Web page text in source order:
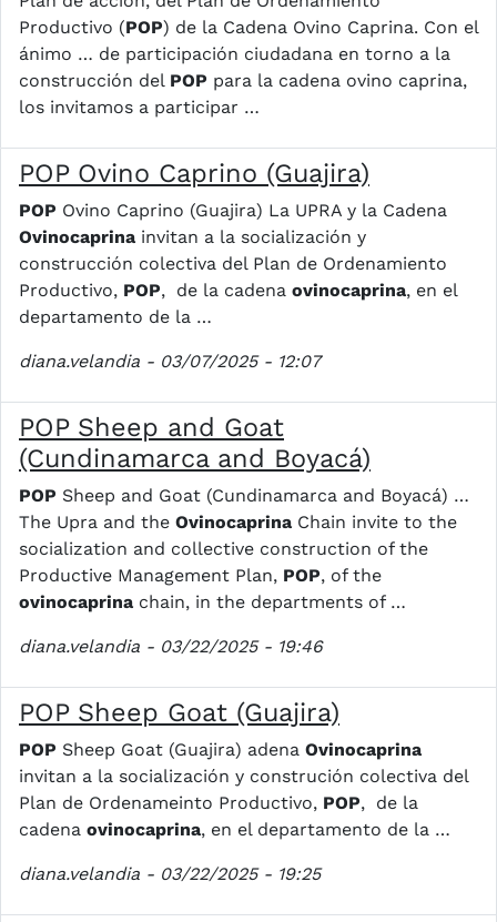
Productivo (POP) de la Cadena Ovino Caprina. Con el
ánimo … de participación ciudadana en torno a la
construcción del POP para la cadena ovino caprina,
los invitamos a participar …
POP Ovino Caprino (Guajira)
POP Ovino Caprino (Guajira) La UPRA y la Cadena
Ovinocaprina invitan a la socialización y
construcción colectiva del Plan de Ordenamiento
Productivo, POP, de la cadena ovinocaprina, en el
departamento de la …
diana.velandia - 03/07/2025 - 12:07
POP Sheep and Goat
(Cundinamarca and Boyacá)
POP Sheep and Goat (Cundinamarca and Boyacá) …
The Upra and the Ovinocaprina Chain invite to the
socialization and collective construction of the
Productive Management Plan, POP, of the
ovinocaprina chain, in the departments of …
diana.velandia - 03/22/2025 - 19:46
POP Sheep Goat (Guajira)
POP Sheep Goat (Guajira) adena Ovinocaprina
invitan a la socialización y construción colectiva del
Plan de Ordenameinto Productivo, POP, de la
cadena ovinocaprina, en el departamento de la …
diana.velandia - 03/22/2025 - 19:25